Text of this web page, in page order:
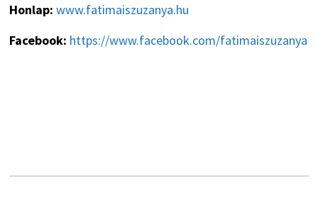
Honlap: www.fatimaiszuzanya.hu
Facebook: https://www.facebook.com/fatimaiszuzanya